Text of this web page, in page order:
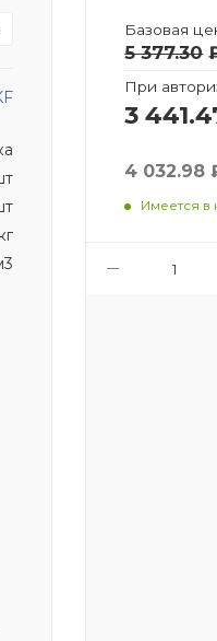
Базовая
5 377.30
При
3
4 032.98
Имеется в